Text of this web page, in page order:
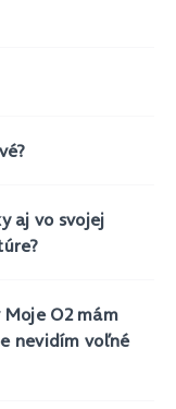
aj vo svojej
O2 mám
nevidím voľné